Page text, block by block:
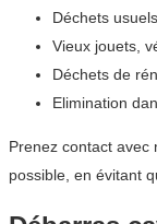
Déchets
Vieux jouets,
Déchets de
Elimination
Prenez contact avec
possible, en évitant